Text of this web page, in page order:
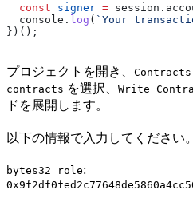
  const
signer = session .
  console
. log ( `Your
})();
プロジェクトを開き、 Contracts
contracts を選択、 Write
ドを展開します。
以下の情報で入力してください。
bytes32 role: